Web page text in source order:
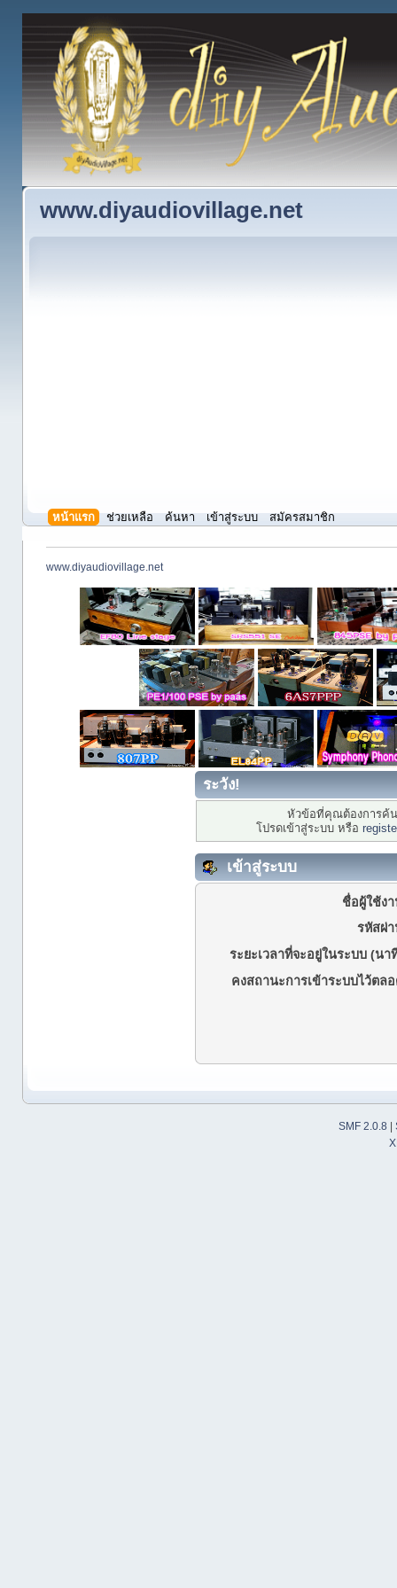
www.diyaudiovillage.net
หน้าแรก ช่วยเหลือ ค้นหา เข้าสู่ระบบ สมัครสมาชิก
www.diyaudiovillage.net
ระวัง!
หัวข้อที่คุณต้องการค้
โปรดเข้าสู่ระบบ หรือ
เข้าสู่ระบบ
ชื่อผู้ใช้ง
รหัสผ่
ระยะเวลาที่จะอยู่ในระบบ (นา
คงสถานะการเข้าระบบไว้ตล
SMF 2.0.8